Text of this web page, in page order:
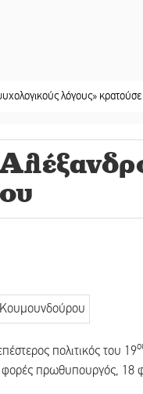
λόγους» κρατούσε τον
πολιτικός του 19
φορές πρωθυπουργός,